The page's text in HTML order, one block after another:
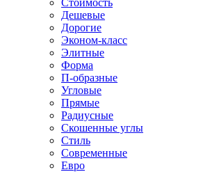
Стоимость
Дешевые
Дорогие
Эконом-класс
Элитные
Форма
П-образные
Угловые
Прямые
Радиусные
Скошенные углы
Стиль
Современные
Евро